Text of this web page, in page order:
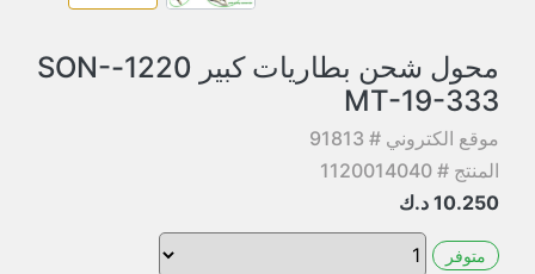
محول شحن بطاريات كبير 1220-SON-
MT-19-333
موقع الكتروني # 91813
المنتج # 1120014040
10.250 د.ك
متوفر